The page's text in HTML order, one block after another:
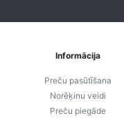
Informācija
Preču pasūtīšana
Norēķinu veidi
Preču piegāde